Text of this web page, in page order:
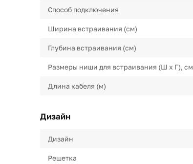
Способ подключения
Ширина встраивания (см)
Глубина встраивания (см)
Размеры ниши для встраивания (Ш х Г), см
Длина кабеля (м)
Дизайн
Дизайн
Решетка